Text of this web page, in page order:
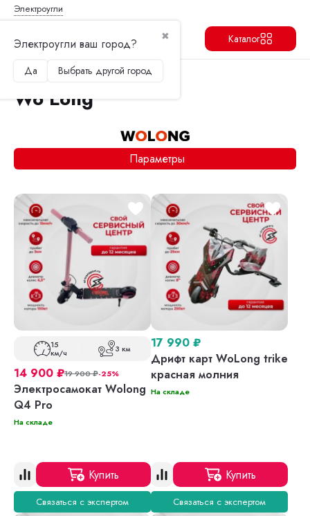
Электроугли
✖
Электроугли ваш город?
Да Выбрать другой город
Каталог
Wo Long
Параметры
15
км/ч 3 км
14 900 ₽19 900₽-25%
Электросамокат Wolong
Q4 Pro
На складе
Купить
Связаться с экспертом
17 990 ₽
Дрифт карт WoLong trike
красная молния
На складе
Купить
Связаться с экспертом
Продолжить